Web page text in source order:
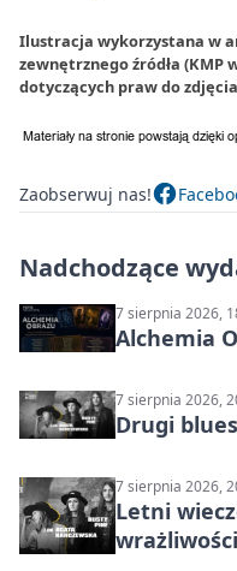
Ilustracja wykorzystana w
zewnętrznego źródła (KMP
dotyczących praw do
Zaobserwuj nas!
Nadchodzące
7 sierpnia 2026,
Alchemia
7 sierpnia 2026,
Drugi
7 sierpnia 2026,
Letni